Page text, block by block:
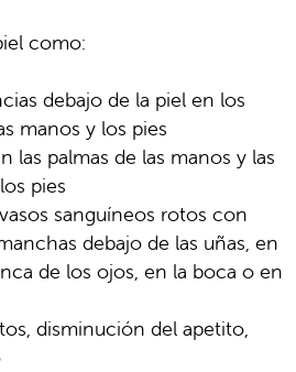
como:
debajo de la piel en los
manos y los pies
las palmas de las manos y las
pies
sanguíneos rotos con
debajo de las uñas, en
de los ojos, en la boca o en
disminución del apetito,